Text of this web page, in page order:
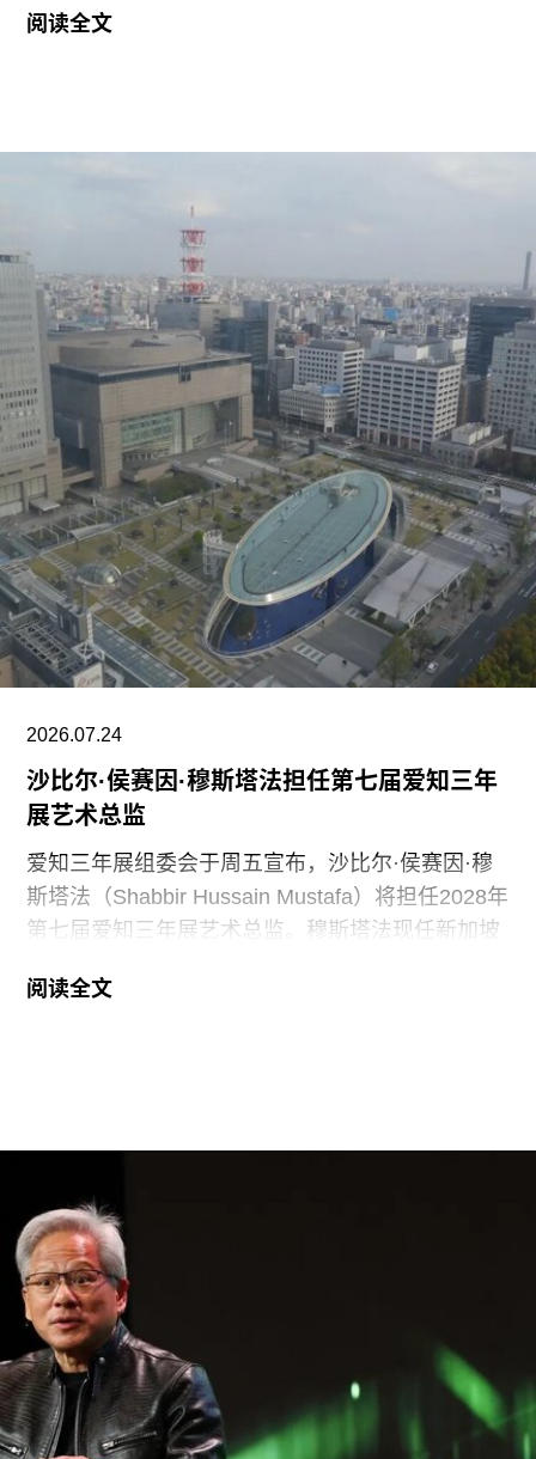
正式开幕。与美术馆配套建设的一座表演艺术剧场
Medan Pasar，位于鹅麦河（Gombak River）与巴
造的传统店屋，打造约2万平方英尺的展览空间。
该机构由律师尚蒂·坎迪亚（Shanthi Kandiah）与
私募股权投资人布拉马尔·瓦苏德万（Brahmal
Vasudevan）共同创立，并由两人于2010年成立的
马来西亚非营利组织Creador Foundation负责运
营。
在新职位上，Yee将运用其策划现当代艺术展览的
丰富经验，负责Muara Arts的展览规划、空间布局
及整体艺术发展方向。11月1日，Muara Arts将以
群展“东南亚艺术 A-Z：一部批判性词典”（A–Z of
Southeast Asian Art: A Critical Dictionary） 正式向
公众开放。展览将汇集40余位艺术家的作品，涵盖
纺织、装置、影像、绘画、雕塑等多种创作媒介。
阅读全文
2026.07.24
沙比尔·侯赛因·穆斯塔法担任第七届爱知三年
展艺术总监
爱知三年展组委会于周五宣布，沙比尔·侯赛因·穆
斯塔法（Shabbir Hussain Mustafa）将担任2028年
第七届爱知三年展艺术总监。穆斯塔法现任新加坡
是其卓越的策展履历，以及能够为三年展带来崭新
在阿布扎比古根海姆美术馆担任高级策展人兼展览
加坡馆。穆斯塔法还于2018年共同策划了达卡艺术
峰会，目前他正参与筹备将于2026年11月在多哈举
行的首届卡塔尔鲁拜亚四年展（Rubaiya
Qatar）。2017年至2022年，他曾担任柏林世界文
化宫（Haus der Kulturen der Welt）项目委员会成
员。自2025年起，他还担任国际现代艺术博物馆与
收藏委员会（CIMAM）理事。
阅读全文